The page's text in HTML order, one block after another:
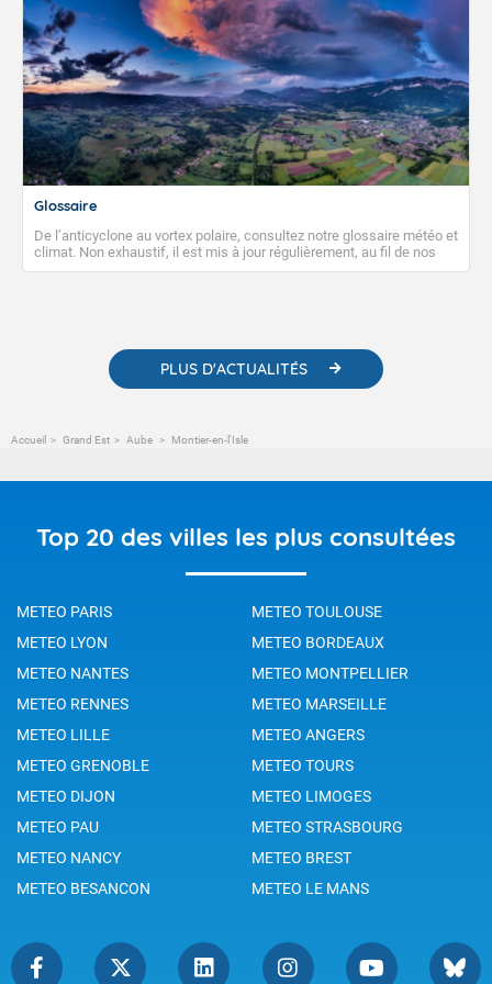
Glossaire
De l’anticyclone au vortex polaire, consultez notre glossaire météo et
climat. Non exhaustif, il est mis à jour régulièrement, au fil de nos
publications. Vous y trouverez également des liens utiles vers nos
PLUS D'ACTUALITÉS
Accueil Grand Est Aube Montier-en-l'Isle
Top 20 des villes les plus consultées
METEO PARIS
METEO TOULOUSE
METEO LYON
METEO BORDEAUX
METEO NANTES
METEO MONTPELLIER
METEO RENNES
METEO MARSEILLE
METEO LILLE
METEO ANGERS
METEO GRENOBLE
METEO TOURS
METEO DIJON
METEO LIMOGES
METEO PAU
METEO STRASBOURG
METEO NANCY
METEO BREST
METEO BESANCON
METEO LE MANS